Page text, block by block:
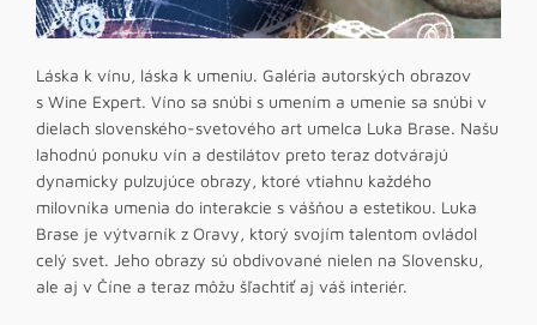
Láska k vínu, láska k umeniu. Galéria autorských obrazov
s Wine Expert. Víno sa snúbi s umením a umenie sa snúbi v
dielach slovenského-svetového art umelca Luka Brase. Našu
lahodnú ponuku vín a destilátov preto teraz dotvárajú
dynamicky pulzujúce obrazy, ktoré vtiahnu každého
milovníka umenia do interakcie s vášňou a estetikou. Luka
Brase je výtvarník z Oravy, ktorý svojím talentom ovládol
celý svet. Jeho obrazy sú obdivované nielen na Slovensku,
ale aj v Číne a teraz môžu šľachtiť aj váš interiér.